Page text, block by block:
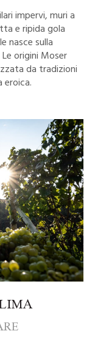
impervi, muri a
e ripida gola
nasce sulla
origini Moser
da tradizioni
eroica.